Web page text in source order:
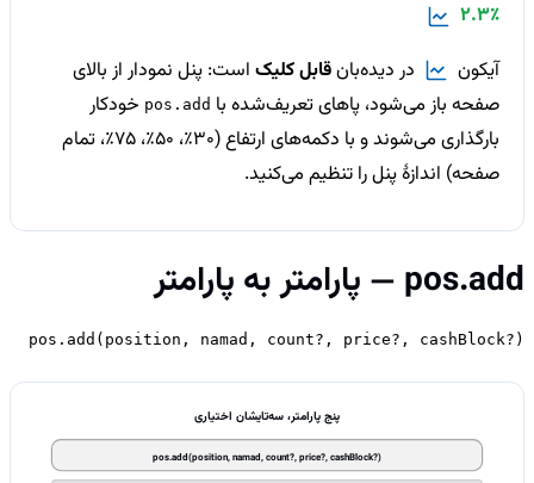
2.3٪
آیکون
در دیده‌بانقابل کلیک است: پنل نمودار از بالای
صفحه باز می‌شود، پاهای تعریف‌شده با pos.add خودکار
بارگذاری می‌شوند و با دکمه‌های ارتفاع (30٪، 50٪، 75٪، تمام
صفحه) اندازهٔ پنل را تنظیم می‌کنید.
pos.add — پارامتر به پارامتر
pos.add(position, namad, count?, price?, cashBlock?)
پنج پارامتر، سه‌تایشان اختیاری
pos.add(position, namad, count?, price?, cashBlock?)